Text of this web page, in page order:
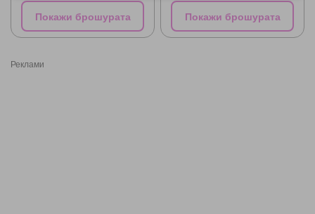
Покажи брошурата Покажи брошурата
Реклами